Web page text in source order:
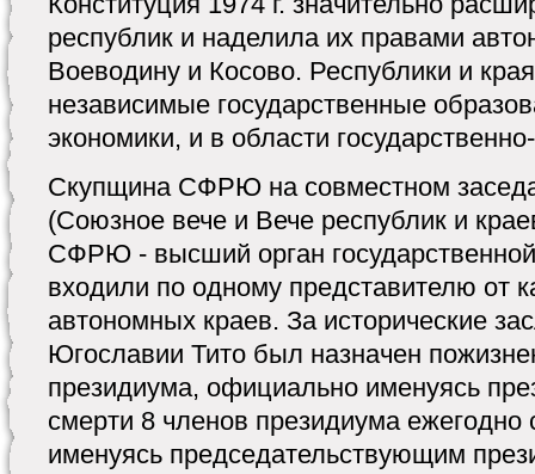
республик и наделила их правами
Воеводину и Косово. Республики и
независимые государственные
экономики, и в области
Скупщина СФРЮ на совместном
(Союзное вече и Вече республик и
СФРЮ - высший орган государственной
входили по одному представителю от
автономных краев. За исторические
Югославии Тито был назначен
президиума, официально именуясь
смерти 8 членов президиума ежегодно
именуясь председательствующим